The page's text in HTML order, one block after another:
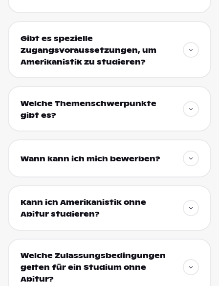
Gibt es spezielle
Zugangsvoraussetzungen, um
Amerikanistik zu studieren?
Welche Themenschwerpunkte
gibt es?
Wann kann ich mich bewerben?
Kann ich Amerikanistik ohne
Abitur studieren?
Welche Zulassungsbedingungen
gelten für ein Studium ohne
Abitur?